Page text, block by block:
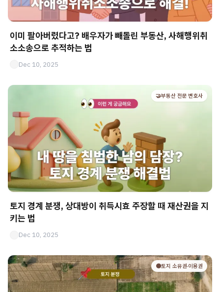
이미 팔아버렸다고? 배우자가 빼돌린 부동산, 사해행위취
소소송으로 추적하는 법
Dec 10, 2025
🤝부동산 전문 변호사
토지 경계 분쟁, 상대방이 취득시효 주장할 때 재산권을 지
키는 법
Dec 10, 2025
🟤토지 소유권·이용권